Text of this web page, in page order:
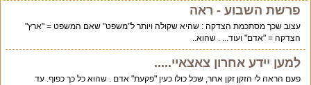
פרשת השבוע - ראה
עצוב שכך מסתכמת הצדקה : שהיא שקולה ויותר ל"משפט" שאם המשפט = "ארץ"
הצדקה = "אדם" ועוד... . שהוא..
למען יידע אחרון צאצאיי.....
פעם הראה לי הזקן זקן אחר, שכל כולו כעין "פקעת" אדם . שהוא כל כך כפוף. עד